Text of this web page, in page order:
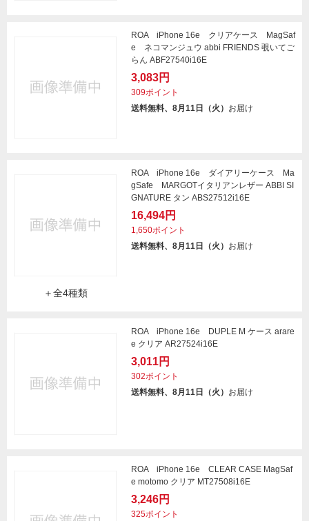
ROA iPhone 16e クリアケース MagSaf
e ネコマンジュウ abbi FRIENDS 覗いてご
らん ABF27540i16E
3,083円
309ポイント
送料無料、8月11日（火） お届け
＋全4種類
ROA iPhone 16e ダイアリーケース Ma
gSafe MARGOTイタリアンレザー ABBI SI
GNATURE タン ABS27512i16E
16,494円
1,650ポイント
送料無料、8月11日（火） お届け
ROA iPhone 16e DUPLE M ケース arare
e クリア AR27524i16E
3,011円
302ポイント
送料無料、8月11日（火） お届け
ROA iPhone 16e CLEAR CASE MagSaf
e motomo クリア MT27508i16E
3,246円
325ポイント